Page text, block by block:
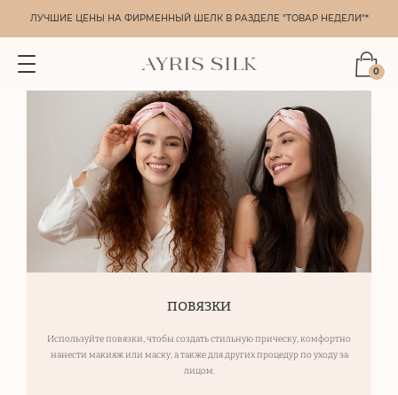
ЛУЧШИЕ ЦЕНЫ НА ФИРМЕННЫЙ ШЕЛК В РАЗДЕЛЕ "ТОВАР НЕДЕЛИ"*
0
ПОВЯЗКИ
Используйте повязки, чтобы создать стильную прическу,комфортно
нанести макияж или маску, а также для другихпроцедур по уходу за
лицом.